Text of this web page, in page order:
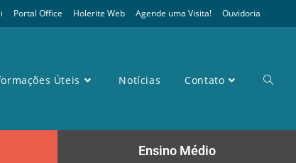
Portal Office Holerite Web Agende uma Visita! Ouvidoria
Úteis Notícias Contato
Ensino Médio